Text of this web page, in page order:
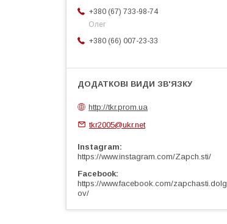
+380 (67) 733-98-74
Олег
+380 (66) 007-23-33
http://tkr.prom.ua
tkr2005@ukr.net
Instagram
https://www.instagram.com/Zapch.sti/
Facebook
https://www.facebook.com/zapchasti.dolg
ov/